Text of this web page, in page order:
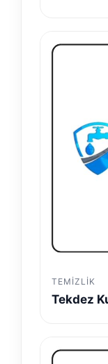
TEMIZLIK
Tekdez